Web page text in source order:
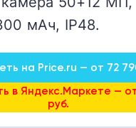
мАч, IP48.
на Price.ru — от 72
в Яндекс.Маркете —
руб.